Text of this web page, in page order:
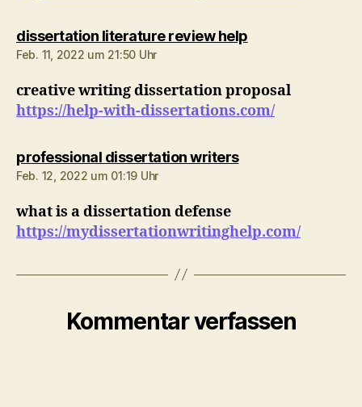
dissertation literature review helpsagt:
Feb. 11, 2022 um 21:50 Uhr
creative writing dissertation proposal
https://help-with-dissertations.com/
professional dissertation writerssagt:
Feb. 12, 2022 um 01:19 Uhr
what is a dissertation defense
https://mydissertationwritinghelp.com/
Kommentar verfassen